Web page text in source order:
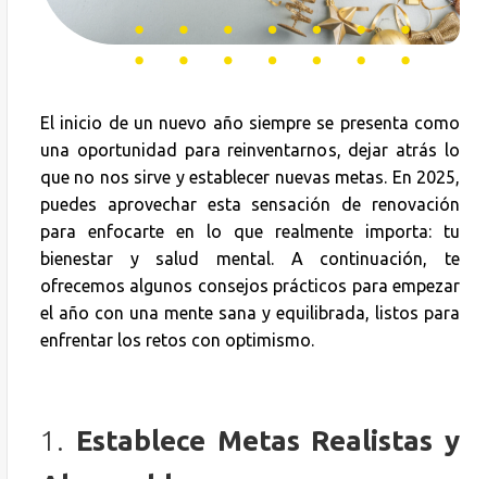
El inicio de un nuevo año siempre se presenta como
una oportunidad para reinventarnos, dejar atrás lo
que no nos sirve y establecer nuevas metas. En 2025,
puedes aprovechar esta sensación de renovación
para enfocarte en lo que realmente importa: tu
bienestar y salud mental. A continuación, te
ofrecemos algunos consejos prácticos para empezar
el año con una mente sana y equilibrada, listos para
enfrentar los retos con optimismo.
1. Establece Metas Realistas y